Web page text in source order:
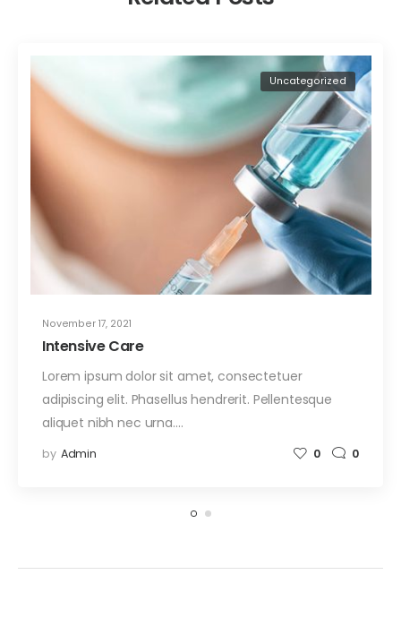
November 17, 2021
Uncategorized
Intensive Care
Lorem ipsum dolor sit amet, consectetuer
adipiscing elit. Phasellus hendrerit. Pellentesque
aliquet nibh nec urna.…
by Admin 0 0